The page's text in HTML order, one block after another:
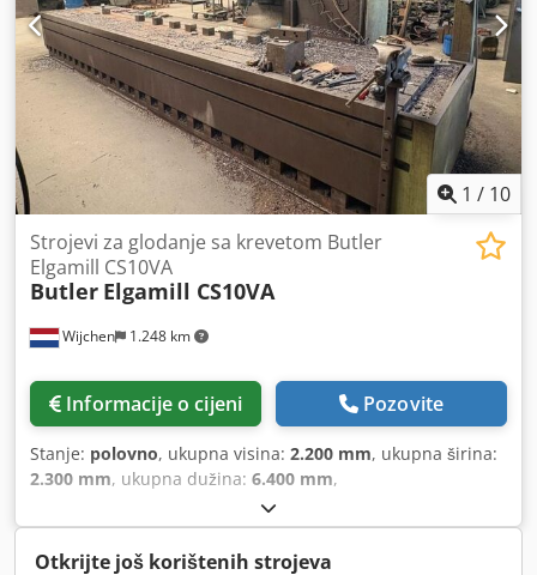
1 / 10
Wijchen 1.248 km
Strojevi za glodanje sa krevetom Butler
Elgamill CS10VA
Butler Elgamill CS10VA
Informacije o cijeni Pozovite
Stanje: polovno, ukupna visina: 2.200 mm, ukupna širina:
2.300 mm, ukupna dužina: 6.400 mm,
Otkrijte još korištenih strojeva